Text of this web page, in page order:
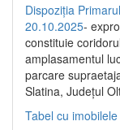
Dispoziția
20.10.2025-
constituie
amplasamentul
parcare
Slatina, Județul
Tabel cu